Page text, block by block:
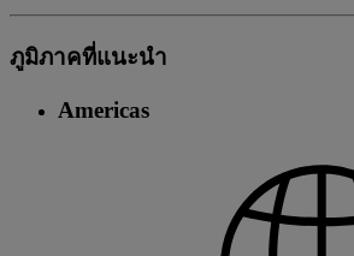
ภูมิภาคที่แนะนํา
Americas